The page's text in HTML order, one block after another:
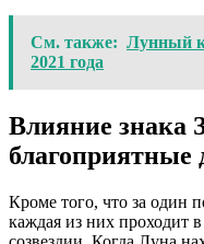
См. также: Лунный
2021 года
Влияние знака
благоприятные
Кроме того, что за один
каждая из них проходит